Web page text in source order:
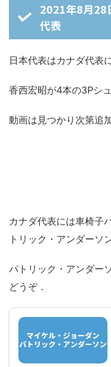
2021年8月28
代表
日本代表はカナダ代表
香西宏昭が4本の3Pシ
動画は見つかり次第追
カナダ代表には車椅子
トリック・アンダーソ
パトリック・アンダー
どうぞ．